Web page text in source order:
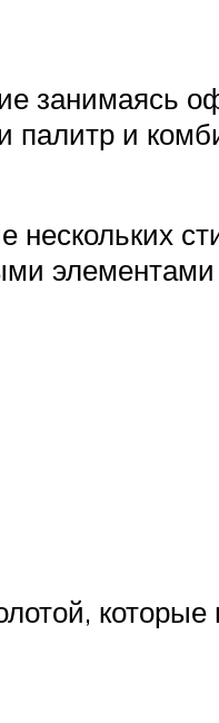
занимаясь
палитр и
элементами
которые